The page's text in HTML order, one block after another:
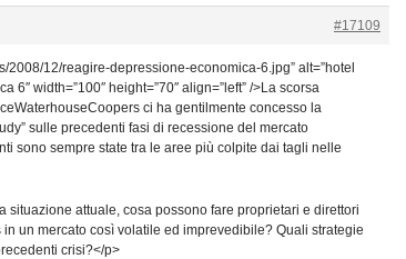
#17109
2008/12/reagire-depressione-economica-6.jpg” alt=”hotel
6″ width=”100″ height=”70″ align=”left” />La scorsa
ci ha gentilmente concesso la
sulle precedenti fasi di recessione del mercato
sono sempre state tra le aree più colpite dai tagli nelle
situazione attuale, cosa possono fare proprietari e direttori
un mercato così volatile ed imprevedibile? Quali strategie
crisi?</p>